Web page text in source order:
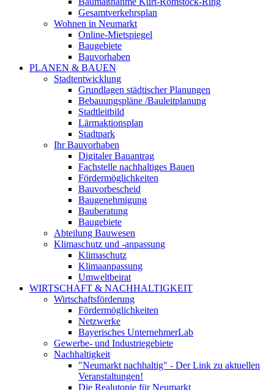
Gesamtverkehrsplan
Wohnen in Neumarkt
Online-Mietspiegel
Baugebiete
Bauvorhaben
PLANEN & BAUEN
Stadtentwicklung
Grundlagen städtischer Planungen
Bebauungspläne /Bauleitplanung
Stadtleitbild
Lärmaktionsplan
Stadtpark
Ihr Bauvorhaben
Digitaler Bauantrag
Fachstelle nachhaltiges Bauen
Fördermöglichkeiten
Bauvorbescheid
Baugenehmigung
Bauberatung
Baugebiete
Abteilung Bauwesen
Klimaschutz und -anpassung
Klimaschutz
Klimaanpassung
Umweltbeirat
WIRTSCHAFT & NACHHALTIGKEIT
Wirtschaftsförderung
Fördermöglichkeiten
Netzwerke
Bayerisches UnternehmerLab
Gewerbe- und Industriegebiete
Nachhaltigkeit
"Neumarkt nachhaltig" - Der Link zu aktuellen
Veranstaltungen!
Die Realutopie für Neumarkt